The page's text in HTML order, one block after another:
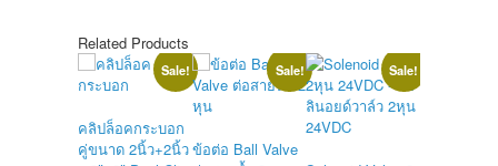
Related Products
Sale!
คลิปล็อคกระบอก
คู่ขนาด 2นิ้ว+2นิ้ว
Sale!
ข้อต่อ Ball Valve
Sale!